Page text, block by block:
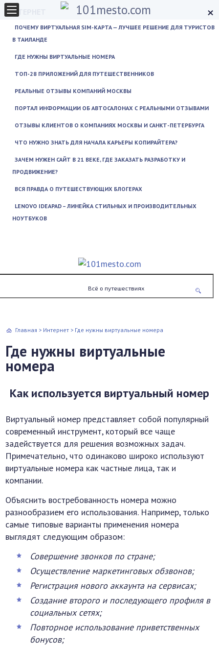
×
ИНТЕРНЕТ
ПОЧЕМУ ВИРТУАЛЬНАЯ SIM-КАРТА — ЛУЧШЕЕ РЕШЕНИЕ ДЛЯ ТУРИСТОВ
В ТАИЛАНДЕ
ГДЕ НУЖНЫ ВИРТУАЛЬНЫЕ НОМЕРА
ТОП-28 ПРИЛОЖЕНИЙ ДЛЯ ПУТЕШЕСТВЕННИКОВ
РЕАЛЬНЫЕ ОТЗЫВЫ КОМПАНИЙ МОСКВЫ
ПОРТАЛ ИНФОРМАЦИИ ОБ АВТОСАЛОНАХ С РЕАЛЬНЫМИ ОТЗЫВАМИ
ОТЗЫВЫ КЛИЕНТОВ О КОМПАНИЯХ МОСКВЫ И САНКТ-ПЕТЕРБУРГА
ЧТО НУЖНО ЗНАТЬ ДЛЯ НАЧАЛА КАРЬЕРЫ КОПИРАЙТЕРА?
ЗАЧЕМ НУЖЕН САЙТ В 21 ВЕКЕ, ГДЕ ЗАКАЗАТЬ РАЗРАБОТКУ И
ПРОДВИЖЕНИЕ?
ВСЯ ПРАВДА О ПУТЕШЕСТВУЮЩИХ БЛОГЕРАХ
LENOVO IDEAPAD – ЛИНЕЙКА СТИЛЬНЫХ И ПРОИЗВОДИТЕЛЬНЫХ
НОУТБУКОВ
Всё о путешествиях
Главная > Интернет > Где нужны виртуальные номера
Где нужны виртуальные
номера
Как используется виртуальный номер
Виртуальный номер представляет собой популярный
современный инструмент, который все чаще
задействуется для решения возможных задач.
Примечательно, что одинаково широко используют
виртуальные номера как частные лица, так и
компании.
Объяснить востребованность номера можно
разнообразием его использования. Например, только
самые типовые варианты применения номера
выглядят следующим образом:
Совершение звонков по стране;
Осуществление маркетинговых обзвонов;
Регистрация нового аккаунта на сервисах;
Создание второго и последующего профиля в
социальных сетях;
Повторное использование приветственных
бонусов;